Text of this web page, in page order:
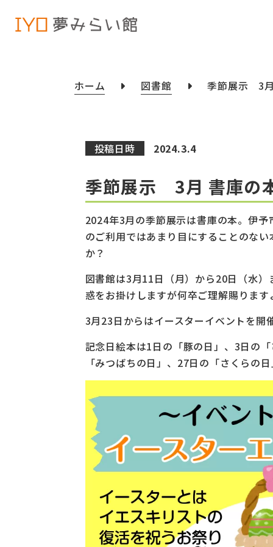
ホーム 図書館 季節展示 3
投稿日時 2024.3.4
季節展示 3月 書庫の
2024年3月の季節展示は書庫の本。伊
のご利用ではあまり目にすることのな
か？
図書館は3月11日（月）から20日（水
惑をお掛けしますが何卒ご理解賜りま
3月23日からはイースターイベントを開
記念日絵本は1日の「豚の日」、3日の
「みつばちの日」、27日の「さくらの